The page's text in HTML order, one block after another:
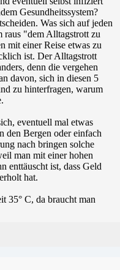
Gesundheitssystem?
Was sich auf jeden
raus "dem Alltagstrott zu
mit einer Reise etwas zu
ist. Der Alltagstrott
denn die vergehen
davon, sich in diesen 5
zu hinterfragen, warum
eventuell mal etwas
den Bergen oder einfach
nach bringen solche
man mit einer hohen
enttäuscht ist, dass Geld
hat.
35° C, da braucht man